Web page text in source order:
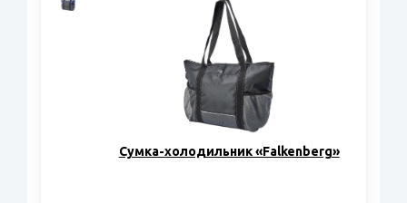
Сумка-холодильник «Falkenberg»